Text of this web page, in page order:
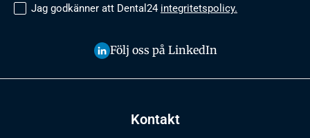
Kontakt
Jag godkänner att Dental24 integritetspolicy.
Följ oss på LinkedIn